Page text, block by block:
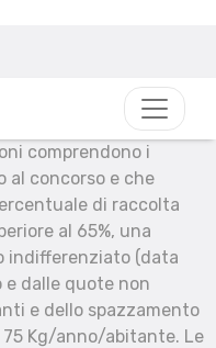
comprendono i
al concorso e che
di raccolta
al 65%, una
indifferenziato (data
e dalle quote non
e dello spazzamento
Kg/anno/abitante. Le